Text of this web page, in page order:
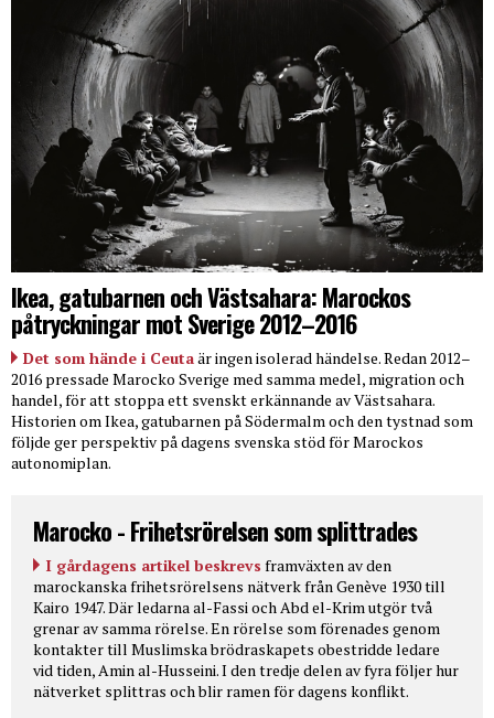
Ikea, gatubarnen och Västsahara: Marockos
påtryckningar mot Sverige 2012–2016
Det som hände i Ceutaär ingen isolerad händelse. Redan 2012–
2016 pressade Marocko Sverige med samma medel, migration och
handel, för att stoppa ett svenskt erkännande av Västsahara.
Historien om Ikea, gatubarnen på Södermalm och den tystnad som
följde ger perspektiv på dagens svenska stöd för Marockos
autonomiplan.
Marocko - Frihetsrörelsen som splittrades
I gårdagens artikel beskrevs framväxten av den
marockanska frihetsrörelsens nätverk från Genève 1930 till
Kairo 1947. Där ledarna al-Fassi och Abd el-Krim utgör två
grenar av samma rörelse. En rörelse som förenades genom
kontakter till Muslimska brödraskapets obestridde ledare
vid tiden, Amin al-Husseini. I den tredje delen av fyra följer hur
nätverket splittras och blir ramen för dagens konflikt.